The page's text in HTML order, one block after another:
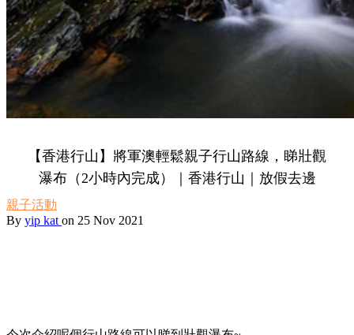
【香港行山】將軍澳輕鬆親子行山路線，睇壯觀
瀑布（2小時內完成）｜香港行山｜放假去邊
親子活動
By yip kat on 25 Nov 2021